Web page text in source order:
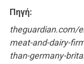
Πηγή:
theguardian.com/
meat-and-dairy-
than-germany-